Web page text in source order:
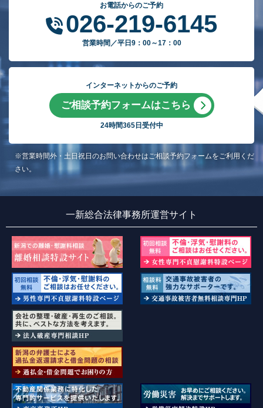
お電話からのご予約
026-219-6145
営業時間／平日9：00～17：00
インターネットからのご予約
ご相談予約フォームはこちら
24時間365日受付中
※営業時間外・土日祝日のお問い合わせはご相談予約フォームをご利用くだ
さい。
一新総合法律事務所運営サイト